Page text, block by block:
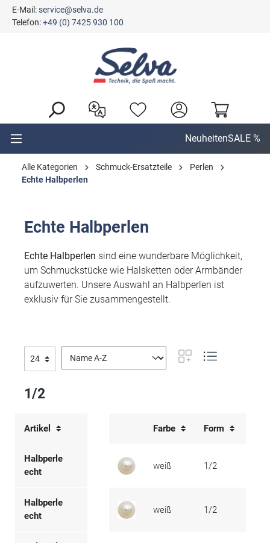
springen
E-Mail:service@selva.de
Telefon:+49 (0) 7425 930 100
NeuheitenSALE %
Alle Kategorien Schmuck-Ersatzteile
Perlen
Echte Halbperlen
Echte Halbperlen
Echte Halbperlen sind eine wunderbare Möglichkeit,
um Schmuckstücke wie Halsketten oder Armbänder
aufzuwerten. Unsere Auswahl an Halbperlen ist
exklusiv für Sie zusammengestellt.
1/2
Artikel Farbe Form
Halbperle
echt
weiß 1/2
Halbperle
echt
weiß 1/2